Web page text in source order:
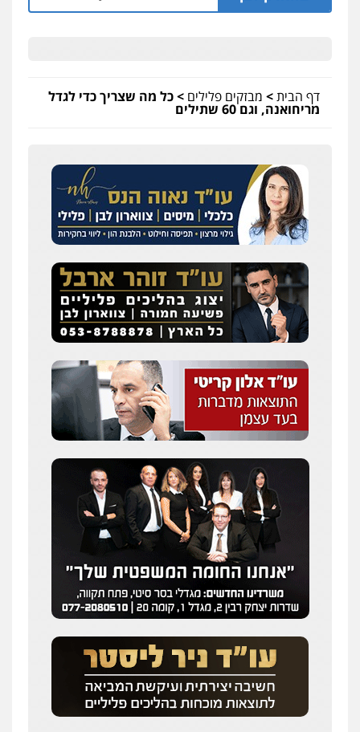
דף הבית> מבזקים פלילים >כל מה שצריך כדי לגדל
מריחואנה, וגם 60 שתילים